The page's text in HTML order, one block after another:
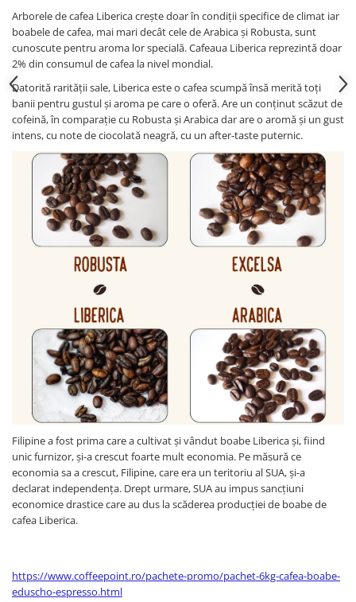
Arborele de cafea Liberica crește doar în condiții specifice de climat iar
boabele de cafea, mai mari decât cele de Arabica și Robusta, sunt
cunoscute pentru aroma lor specială. Cafeaua Liberica reprezintă doar
2% din consumul de cafea la nivel mondial.
Datorită rarității sale, Liberica este o cafea scumpă însă merită toți
banii pentru gustul și aroma pe care o oferă. Are un conținut scăzut de
cofeină, în comparație cu Robusta și Arabica dar are o aromă și un gust
intens, cu note de ciocolată neagră, cu un after-taste puternic.
Filipine a fost prima care a cultivat și vândut boabe Liberica și, fiind
unic furnizor, și-a crescut foarte mult economia. Pe măsură ce
economia sa a crescut, Filipine, care era un teritoriu al SUA, și-a
declarat independența. Drept urmare, SUA au impus sancțiuni
economice drastice care au dus la scăderea producției de boabe de
cafea Liberica.
https://www.coffeepoint.ro/pachete-promo/pachet-6kg-cafea-boabe-
eduscho-espresso.html